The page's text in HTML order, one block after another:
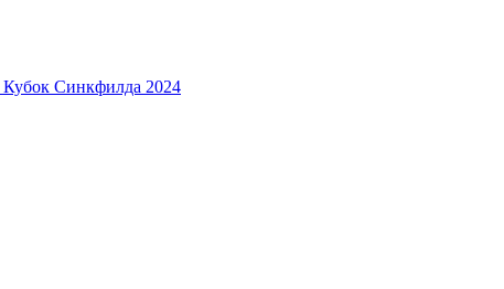
Кубок Синкфилда 2024